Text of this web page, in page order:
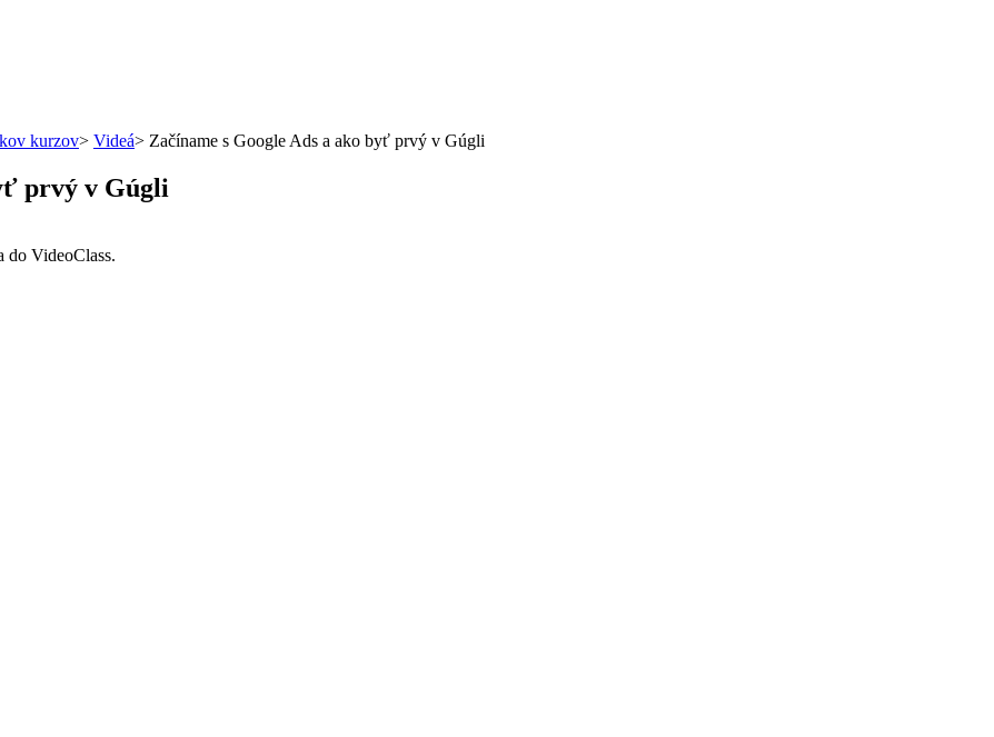
kurzov> Videá> Začíname s Google Ads a ako byť prvý v Gúgli
prvý v Gúgli
do VideoClass.